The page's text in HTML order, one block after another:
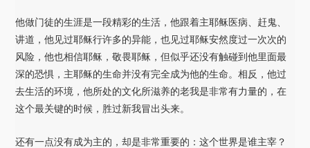
他做门徒的生涯是一段精彩的生活，他跟着主耶稣医病、赶鬼、
讲道，他见过耶稣行许多的异能，也见过耶稣安然度过一次次的
风险，他也相信耶稣，敬畏耶稣，但似乎还没有触碰到他里面最
深的恐惧，主耶稣的生命并没有完全成为他的生命。相反，他过
去生活的环境，他所处的文化所滋养的老我是非常有力量的，在
这个最关键的时候，胜过新我冒出头来。
还有一点没有成为主的，却是非常重要的：这个世界是谁主宰？